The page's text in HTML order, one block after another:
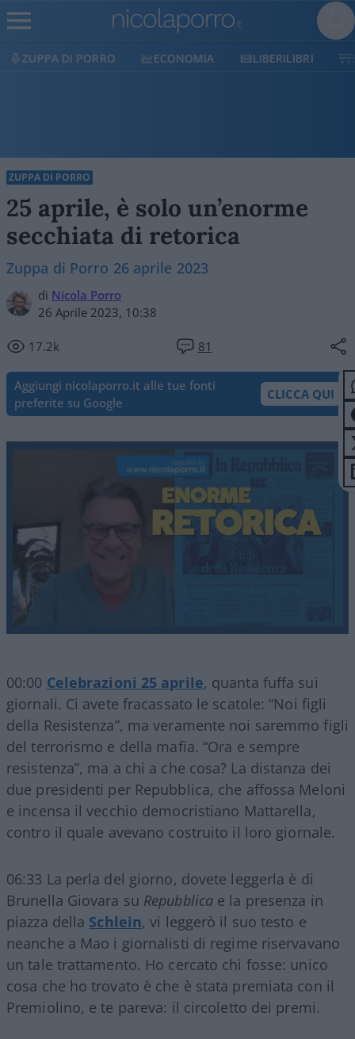
ECONOMIA LIBERILIBRI SHOP SOSTIENICI
ZUPPA DI PORRO
25 aprile, è solo un’enorme
secchiata di retorica
Zuppa di Porro 26 aprile 2023
di Nicola Porro
26 Aprile 2023, 10:38
17.2k 81
Aggiungi nicolaporro.it alle tue fonti
preferite su Google
CLICCA QUI
00:00 Celebrazioni 25 aprile, quanta fuffa sui
giornali. Ci avete fracassato le scatole: “Noi figli
della Resistenza”, ma veramente noi saremmo figli
del terrorismo e della mafia. “Ora e sempre
resistenza”, ma a chi a che cosa? La distanza dei
due presidenti per Repubblica, che affossa Meloni
e incensa il vecchio democristiano Mattarella,
contro il quale avevano costruito il loro giornale.
06:33 La perla del giorno, dovete leggerla è di
Brunella Giovara su Repubblica e la presenza in
piazza della Schlein, vi leggerò il suo testo e
neanche a Mao i giornalisti di regime riservavano
un tale trattamento. Ho cercato chi fosse: unico
cosa che ho trovato è che è stata premiata con il
Premiolino, e te pareva: il circoletto dei premi.